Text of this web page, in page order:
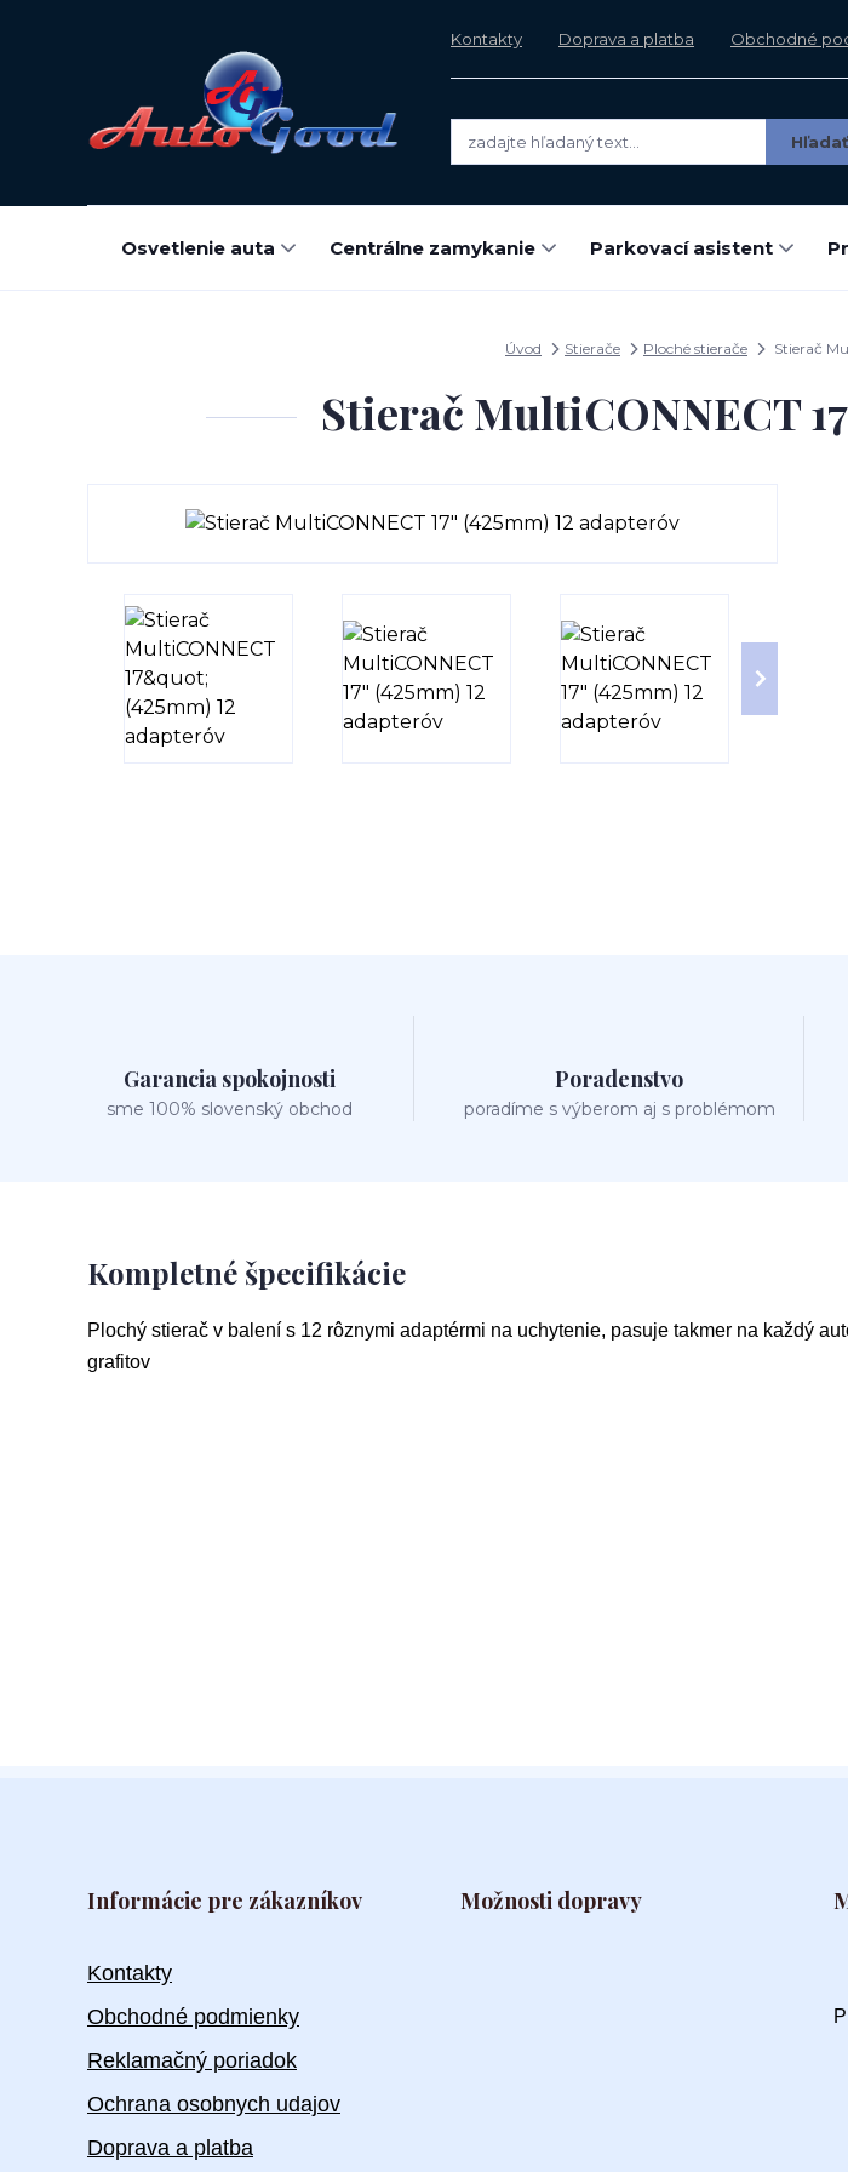
Kontakty Doprava a platba Obchodné
Hľadať
Osvetlenie auta Centrálne zamykanie Parkovací asistent
Úvod Stierače Ploché stierače Stierač
Stierač MultiCONNECT
Garancia spokojnosti
sme 100% slovenský obchod
Poradenstvo
poradíme s výberom aj s problémom
Kompletné špecifikácie
Plochý stierač v balení s 12 rôznymi adaptérmi na uchytenie, pasuje takmer na každý
grafitov
Informácie pre zákazníkov
Kontakty
Obchodné podmienky
Reklamačný poriadok
Ochrana osobnych udajov
Doprava a platba
Možnosti dopravy